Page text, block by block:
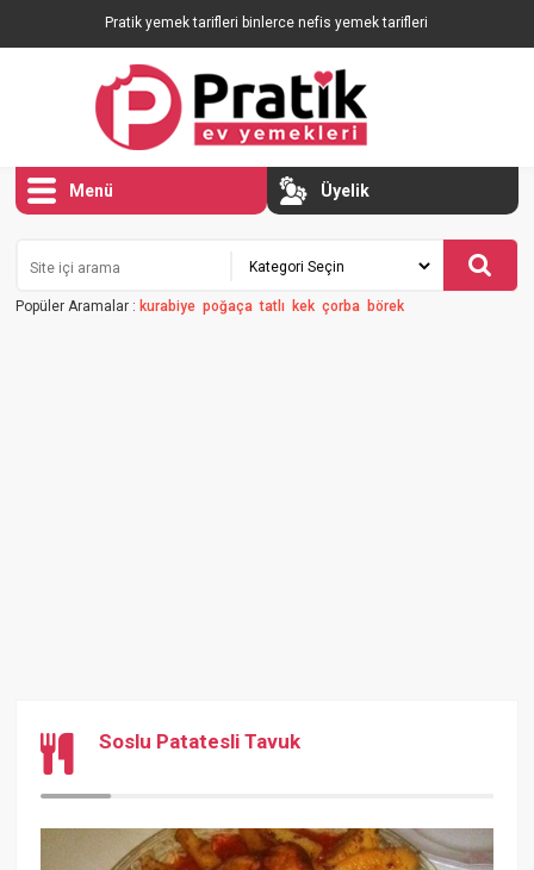
Pratik yemek tarifleri binlerce nefis yemek tarifleri
Menü Üyelik
Popüler Aramalar : kurabiye poğaça tatlı kek çorba börek
Soslu Patatesli Tavuk